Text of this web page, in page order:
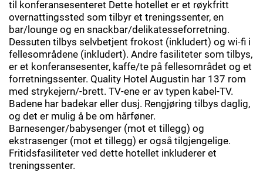
til konferansesenteret Dette hotellet er et røykfritt
overnattingssted som tilbyr et treningssenter, en
bar/lounge og en snackbar/delikatesseforretning.
Dessuten tilbys selvbetjent frokost (inkludert) og wi-fi i
fellesområdene (inkludert). Andre fasiliteter som tilbys,
er et konferansesenter, kaffe/te på fellesområdet og et
forretningssenter. Quality Hotel Augustin har 137 rom
med strykejern/-brett. TV-ene er av typen kabel-TV.
Badene har badekar eller dusj. Rengjøring tilbys daglig,
og det er mulig å be om hårføner.
Barnesenger/babysenger (mot et tillegg) og
ekstrasenger (mot et tillegg) er også tilgjengelige.
Fritidsfasiliteter ved dette hotellet inkluderer et
treningssenter.